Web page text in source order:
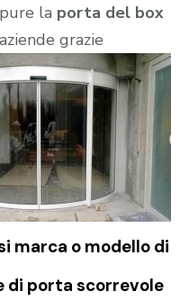
la porta del box
grazie
marca o modello di
di porta scorrevole